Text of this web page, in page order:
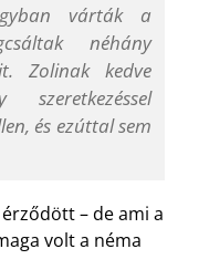
várták a
néhány
Zolinak kedve
és ezúttal sem
– de ami a
volt a néma